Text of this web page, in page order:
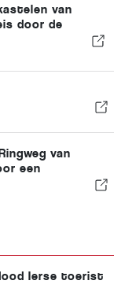
van
door de
het land
van
een
Ierse toerist